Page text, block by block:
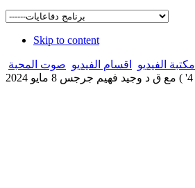
Skip to content
مكتبة الفيديو اقسام الفيديو صوت المحبة